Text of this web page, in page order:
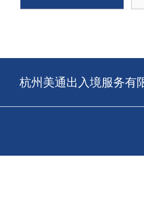
杭州美通出入境服务有